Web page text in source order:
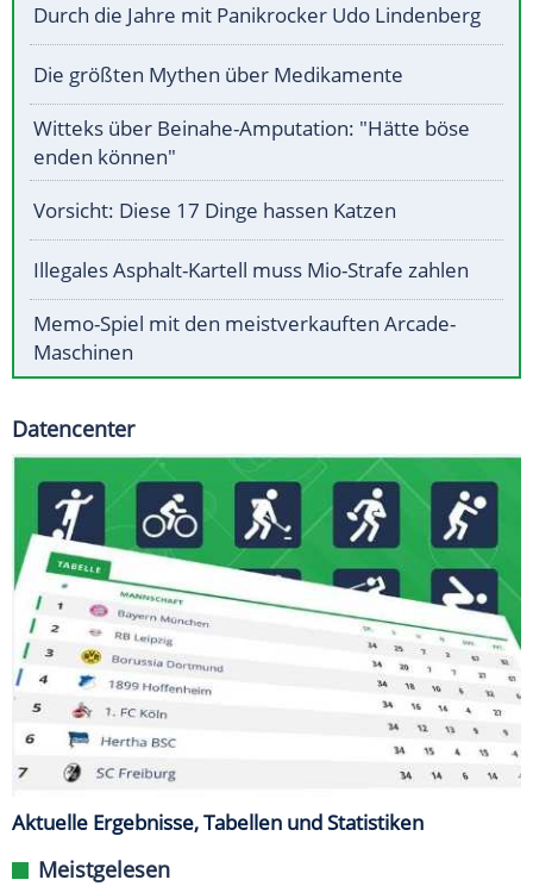
Durch die Jahre mit Panikrocker Udo Lindenberg
Die größten Mythen über Medikamente
Witteks über Beinahe-Amputation: "Hätte böse
enden können"
Vorsicht: Diese 17 Dinge hassen Katzen
Illegales Asphalt-Kartell muss Mio-Strafe zahlen
Memo-Spiel mit den meistverkauften Arcade-
Maschinen
Datencenter
Aktuelle Ergebnisse, Tabellen und Statistiken
Meistgelesen